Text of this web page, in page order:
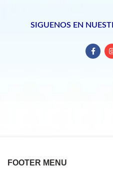
SIGUENOS EN
FOOTER MENU